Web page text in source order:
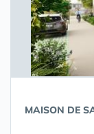
MAISON DE